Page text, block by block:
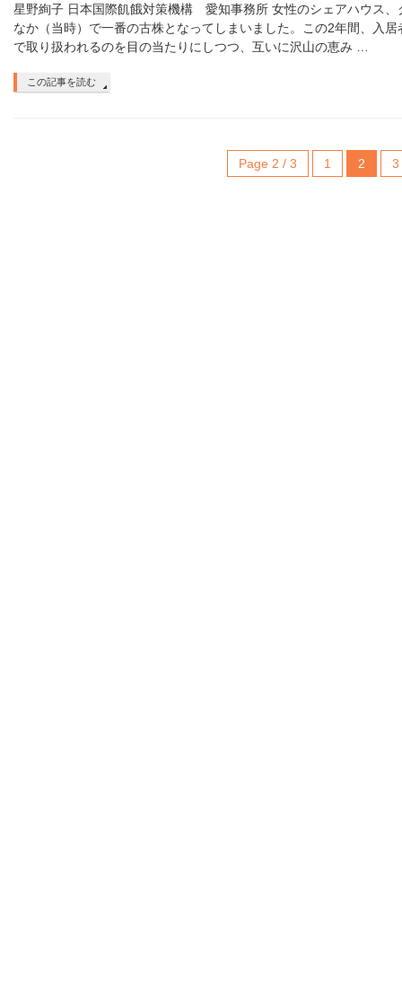
星野絢子 日本国際飢餓対策機構 愛知事務所 女性のシェアハウス、
なか（当時）で一番の古株となってしまいました。この2年間、入
で取り扱われるのを目の当たりにしつつ、互いに沢山の恵み …
この記事を読む
Page 2 / 3 1 2 3